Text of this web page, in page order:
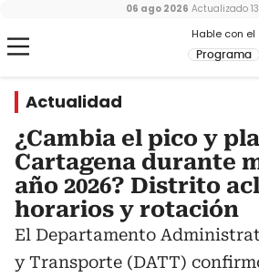
Hable con el
Programa
06 ago 2026 Actualizado
Actualidad
¿Cambia el pico y
Cartagena durante
año 2026? Distrito
horarios y rotación
El Departamento
y Transporte (DATT)